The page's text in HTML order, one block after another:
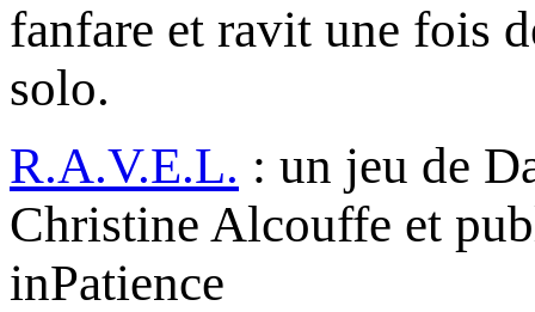
fanfare et ravit une fois
solo.
R.A.V.E.L. : un jeu de
Christine Alcouffe et
inPatience